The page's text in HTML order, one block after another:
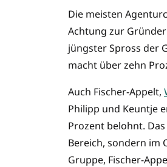
Die meisten
Achtung zur
jüngster Spross der
macht über zehn
Auch Fischer-Appelt,
Philipp und Keuntje
Prozent belohnt.
Bereich, sondern im
Gruppe, Fischer-